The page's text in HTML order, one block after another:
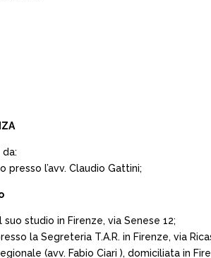
l’avv. Claudio Gattini;
studio in Firenze, via Senese 12;
la Segreteria T.A.R. in Firenze, via
(avv. Fabio Ciari ), domiciliata in